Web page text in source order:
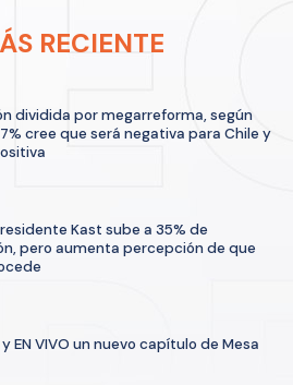
RECIENTE
dividida por megarreforma, según
cree que será negativa para Chile y
Kast sube a 35% de
pero aumenta percepción de que
y EN VIVO un nuevo capítulo de Mesa